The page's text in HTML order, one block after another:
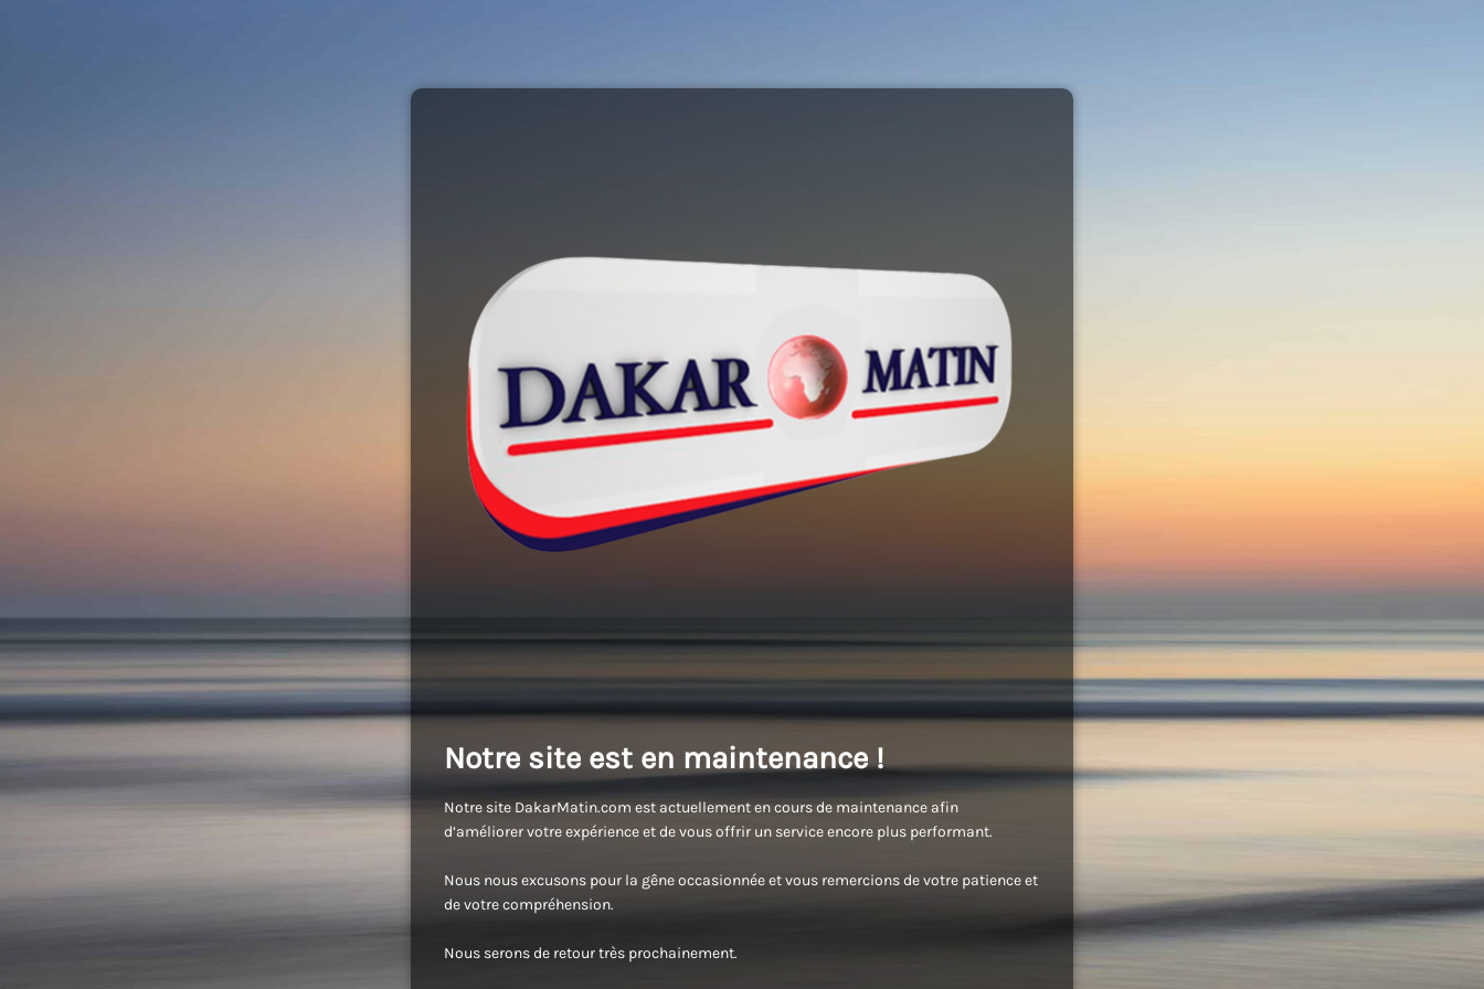
Notre site est en maintenance !
Notre site DakarMatin.com est actuellement en cours de maintenance afin
d’améliorer votre expérience et de vous offrir un service encore plus performant.
Nous nous excusons pour la gêne occasionnée et vous remercions de votre patience et
de votre compréhension.
Nous serons de retour très prochainement.